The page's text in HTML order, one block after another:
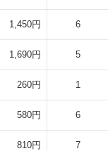
1,450円 6
1,690円 5
260円 1
580円 6
810円 7